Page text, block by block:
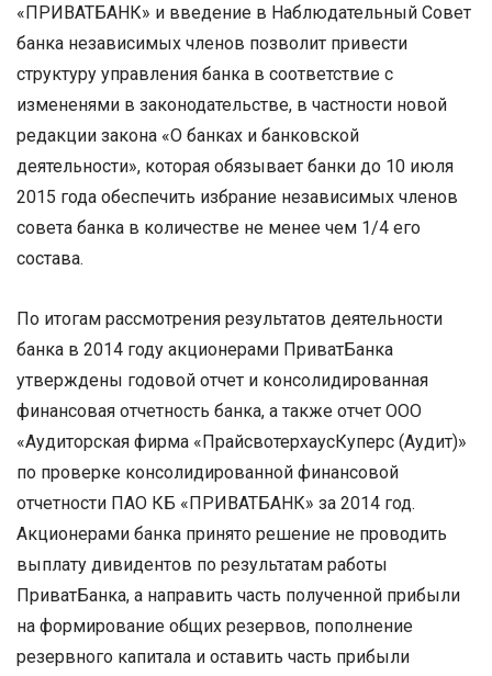
«ПРИВАТБАНК» и введение в Наблюдательный Совет
банка независимых членов позволит привести
структуру управления банка в соответствие с
измененями в законодательстве, в частности новой
редакции закона «О банках и банковской
деятельности», которая обязывает банки до 10 июля
2015 года обеспечить избрание независимых членов
совета банка в количестве не менее чем 1/4 его
состава.
По итогам рассмотрения результатов деятельности
банка в 2014 году акционерами ПриватБанка
утверждены годовой отчет и консолидированная
финансовая отчетность банка, а также отчет ООО
«Аудиторская фирма «ПрайсвотерхаусКуперс (Аудит)»
по проверке консолидированной финансовой
отчетности ПАО КБ «ПРИВАТБАНК» за 2014 год.
Акционерами банка принято решение не проводить
выплату дивидентов по результатам работы
ПриватБанка, а направить часть полученной прибыли
на формирование общих резервов, пополнение
резервного капитала и оставить часть прибыли